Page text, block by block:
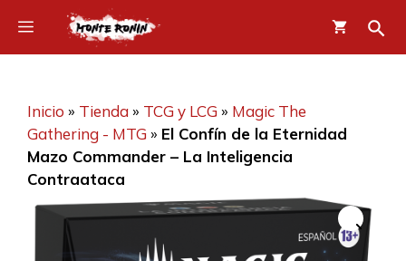
contenido
Menú
Inicio » Tienda» TCG y LCG » Magic The
Gathering - MTG » El Confín de la Eternidad
Mazo Commander – La Inteligencia
Contraataca